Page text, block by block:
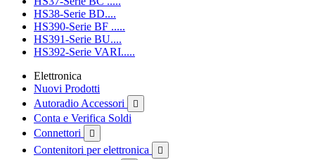
HS38-Serie BD....
HS390-Serie BF .....
HS391-Serie BU....
HS392-Serie VARI.....
Elettronica
Nuovi Prodotti
Autoradio Accessori

Conta e Verifica Soldi
Connettori

Contenitori per elettronica 